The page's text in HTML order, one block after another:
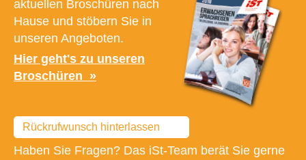
aktuellen Broschüren nach
Hause und stöbern Sie in
unseren Angeboten.
Hier geht's zu unseren
Broschüren
Rückrufwunsch hinterlassen
Haben Sie Fragen? Das iSt-Team berät Sie gerne